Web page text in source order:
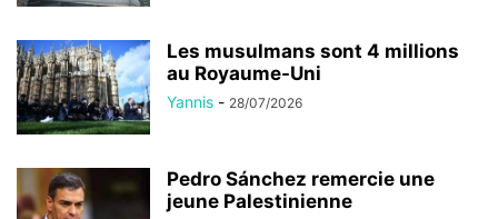
Les musulmans sont 4 millions
au Royaume-Uni
Yannis - 28/07/2026
Pedro Sánchez remercie une
jeune Palestinienne